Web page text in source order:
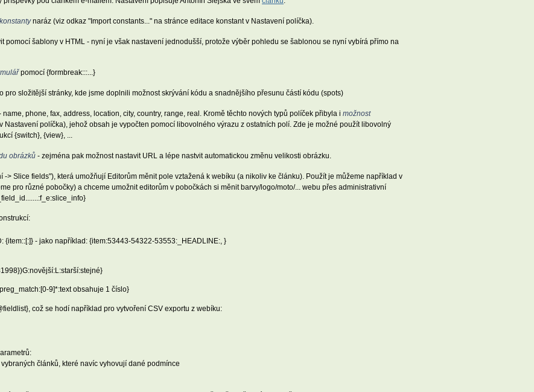
naráz (viz odkaz "Import constants..." na stránce editace konstant v Nastavení políčka).
pomocí šablony v HTML - nyní je však nastavení jednodušší, protože výběr pohledu se šablonou se nyní vybírá přímo na
pomocí {formbreak:::...}
pro složitější stránky, kde jsme doplnili možnost skrývání kódu a snadnějšího přesunu částí kódu (spots)
name, phone, fax, address, location, city, country, range, real. Kromě těchto nových typů políček přibyla i možnost
Nastavení políčka), jehož obsah je vypočten pomocí libovolného výrazu z ostatních polí. Zde je možné použít libovolný
{switch}, {view}, ...
obrázků - zejména pak možnost nastavit URL a lépe nastvit automatickou změnu velikosti obrázku.
-> Slice fields"), která umožňují Editorům měnit pole vztažená k webíku (a nikoliv ke článku). Použít je můžeme například v
pro různé pobočky) a chceme umožnit editorům v pobočkách si měnit barvy/logo/moto/... webu přes administrativní
{item::[:]} - jako například: {item:53443-54322-53553:_HEADLINE:, }
9]*:text obsahuje 1 číslo}
což se hodí například pro vytvoření CSV exportu z webíku:
článků, které navíc vyhovují dané podmínce